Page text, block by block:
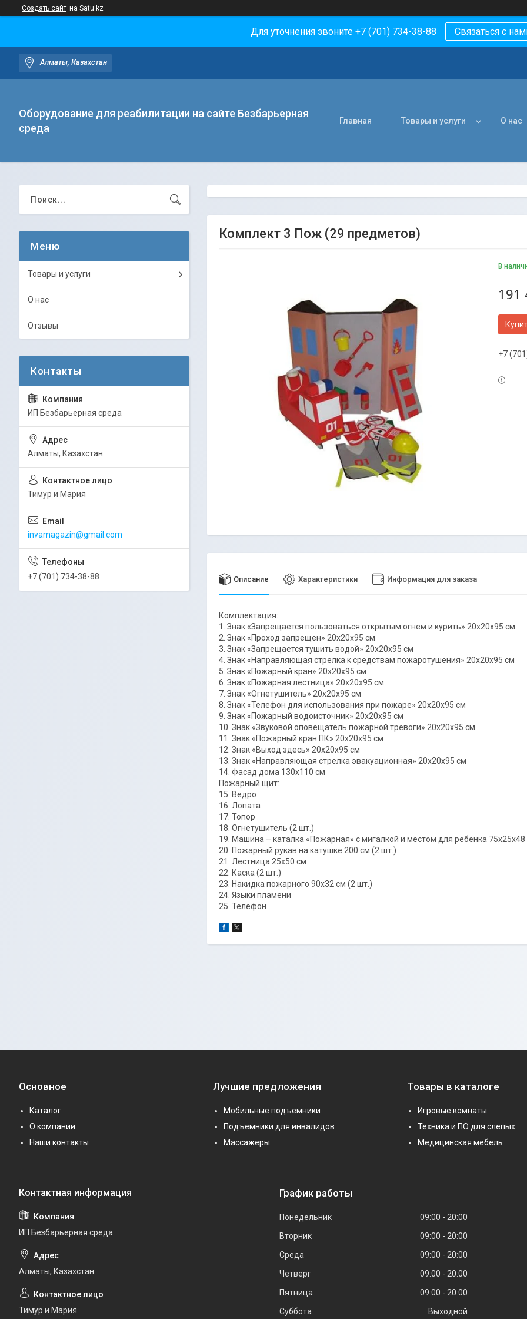
Создать сайт на Satu.kz
Для уточнения звоните +7 (701) 734-38-88 Связаться с
Алматы, Казахстан
Оборудование для реабилитации на сайте Безбарьерная
среда
Главная Товары и услуги О нас
Комплект 3 Пож (29 предметов)
В
191
+7
Описание Характеристики Информация для заказа
Комплектация:
1. Знак «Запрещается пользоваться открытым огнем и курить» 20х20х95 см
2. Знак «Проход запрещен» 20х20х95 см
3. Знак «Запрещается тушить водой» 20х20х95 см
4. Знак «Направляющая стрелка к средствам пожаротушения» 20х20х95 см
5. Знак «Пожарный кран» 20х20х95 см
6. Знак «Пожарная лестница» 20х20х95 см
7. Знак «Огнетушитель» 20х20х95 см
8. Знак «Телефон для использования при пожаре» 20х20х95 см
9. Знак «Пожарный водоисточник» 20х20х95 см
10. Знак «Звуковой оповещатель пожарной тревоги» 20х20х95 см
11. Знак «Пожарный кран ПК» 20х20х95 см
12. Знак «Выход здесь» 20х20х95 см
13. Знак «Направляющая стрелка эвакуационная» 20х20х95 см
14. Фасад дома 130х110 см
Пожарный щит:
15. Ведро
16. Лопата
17. Топор
18. Огнетушитель (2 шт.)
19. Машина – каталка «Пожарная» с мигалкой и местом для ребенка 75х25х48
20. Пожарный рукав на катушке 200 см (2 шт.)
21. Лестница 25х50 см
22. Каска (2 шт.)
23. Накидка пожарного 90х32 см (2 шт.)
24. Языки пламени
25. Телефон
Товары и услуги
О нас
Отзывы
ИП Безбарьерная среда
Алматы, Казахстан
Тимур и Мария
invamagazin@gmail.com
+7 (701) 734-38-88
Основное
Каталог
О компании
Наши контакты
Лучшие предложения
Мобильные подъемники
Подъемники для инвалидов
Массажеры
Товары в каталоге
Игровые комнаты
Техника и ПО для слепых
Медицинская мебель
ИП Безбарьерная среда
Алматы, Казахстан
Тимур и Мария
График работы
Понедельник 09:00
20:00
Вторник
09:00
20:00
Среда
09:00
20:00
Четверг
09:00
20:00
Пятница
09:00
20:00
Суббота
Выходной